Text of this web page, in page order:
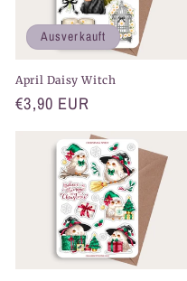
Ausverkauft
April Daisy Witch
Normaler
€3,90 EUR